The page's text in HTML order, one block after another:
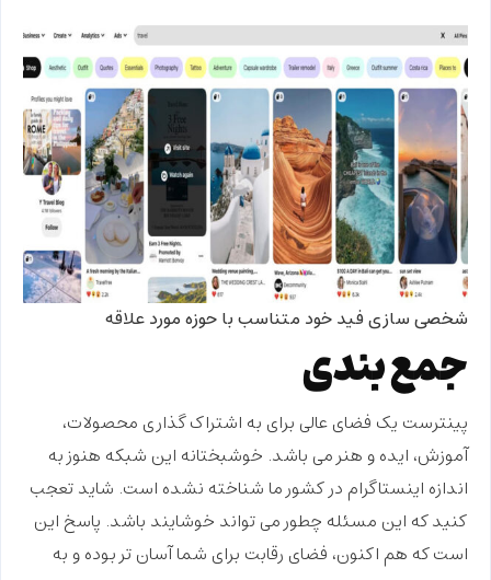
شخصی سازی فید خود متناسب با حوزه مورد علاقه
جمع بندی
پینترست یک فضای عالی برای به اشتراک گذاری محصولات،
آموزش، ایده و هنر می باشد. خوشبختانه این شبکه هنوز به
اندازه اینستاگرام در کشور ما شناخته نشده است. شاید تعجب
کنید که این مسئله چطور می تواند خوشایند باشد. پاسخ این
است که هم اکنون، فضای رقابت برای شما آسان تر بوده و به